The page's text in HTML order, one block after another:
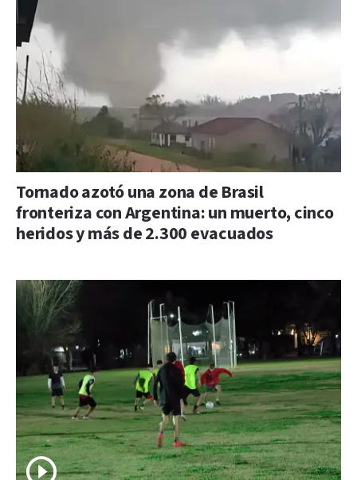
Tornado azotó una zona de Brasil
fronteriza con Argentina: un muerto, cinco
heridos y más de 2.300 evacuados